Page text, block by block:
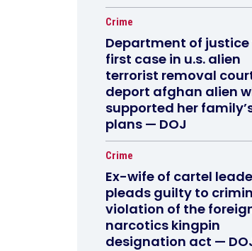
Crime
Department of justice
first case in u.s. alien
terrorist removal
deport afghan alien
supported her
plans — DOJ
Crime
Ex-wife of cartel
pleads guilty to
violation of the
narcotics kingpin
designation act —